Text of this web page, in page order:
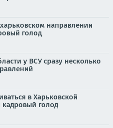
направлении
голод
у ВСУ сразу несколько
в Харьковской
кадровый голод